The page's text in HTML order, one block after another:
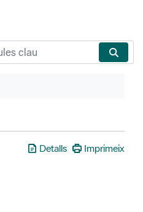
Detalls Imprimeix